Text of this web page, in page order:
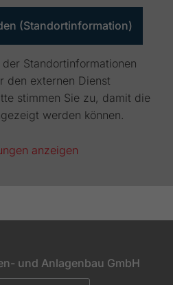
(Standortinformation)
Standortinformationen
den externen Dienst
stimmen Sie zu, damit die
werden können.
anzeigen
und Anlagenbau GmbH
wird verwendet, um Ihre
für diese Website zu
Unter anderem eine zufällig
ID, für die historische
anzubieten.